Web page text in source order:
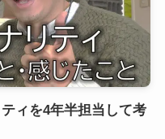
ィを4年半担当して考